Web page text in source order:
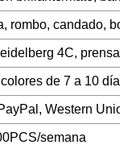
rombo, candado,
4C, prensa
de 7 a 10
Western
semana